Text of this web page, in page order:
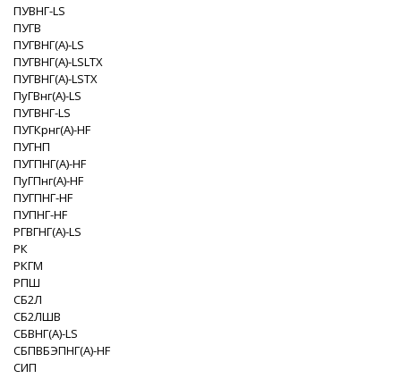
ПУВНГ-LS
ПУГВ
ПУГВНГ(A)-LS
ПУГВНГ(A)-LSLTX
ПУГВНГ(A)-LSTX
ПуГВнг(А)-LS
ПУГВНГ-LS
ПУГКрнг(A)-HF
ПУГНП
ПУГПНГ(A)-HF
ПуГПнг(А)-HF
ПУГПНГ-HF
ПУПНГ-HF
РГВГНГ(A)-LS
РК
РКГМ
РПШ
СБ2Л
СБ2ЛШВ
СБВНГ(A)-LS
СБПВБЭПНГ(A)-HF
СИП